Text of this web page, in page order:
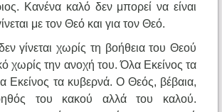
Κανένα καλό δεν μπορεί να είναι
με τον Θεό και για τον Θεό.
γίνεται χωρίς τη βοήθεια του Θεού
χωρίς την ανοχή του. Όλα Εκείνος τα
Εκείνος τα κυβερνά. Ο Θεός, βέβαια,
του κακού αλλά του καλού.